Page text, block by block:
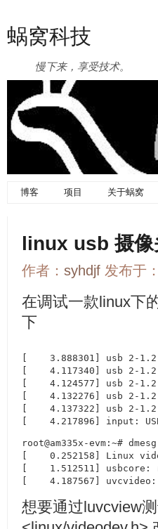
蜗窝科技
慢下来，享受技术。
博客 项目 关于蜗窝
linux usb 摄像
作者： syhdjf 发布于
在调试一款linux下
下
[    3.888301] usb 2-1.2:
[    4.117340] usb 2-1.2:
[    4.124577] usb 2-
[    4.132276] usb 2-1.2:
[    4.137322] usb 2-
[    4.217896] input:
root@am335x-evm:~#
[    0.252158] Linux
[    1.512511] usbcore:
[    4.187567] uvcvideo:
想要通过luvcview